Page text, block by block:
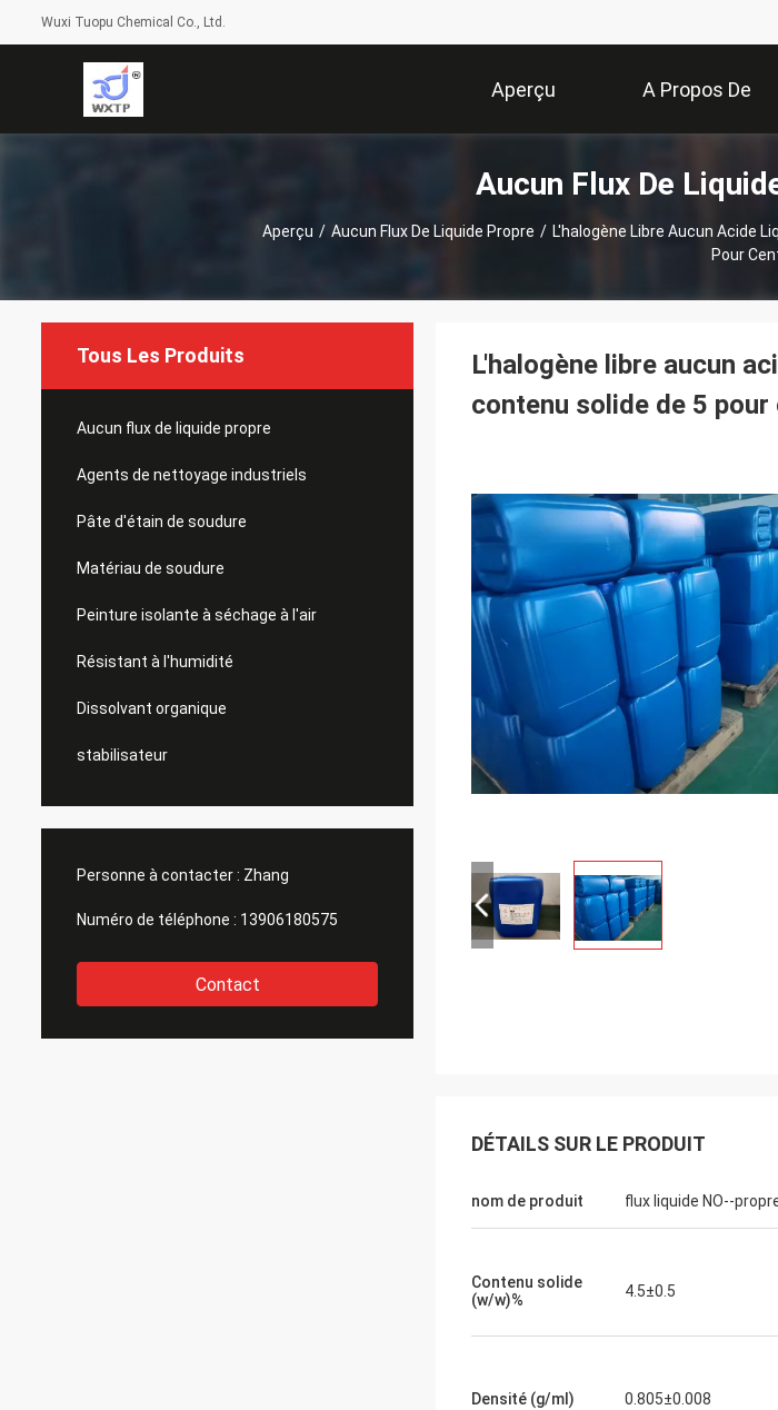
Wuxi Tuopu Chemical Co., Ltd.
Aperçu A Propos De
Nous
Aucun Flux De
Aperçu / Aucun Flux De Liquide Propre / L'halogène Libre Aucun Acide
Pour
Tous Les Produits
Aucun flux de liquide propre
Agents de nettoyage industriels
Pâte d'étain de soudure
Matériau de soudure
Peinture isolante à séchage à l'air
Résistant à l'humidité
Dissolvant organique
stabilisateur
Personne à contacter : Zhang
Numéro de téléphone : 13906180575
Contact
L'halogène libre aucun
contenu solide de 5 pour
DÉTAILS SUR LE PRODUIT
nom de produit flux liquide NO--
Contenu solide
(w/w)%
4.5±0.5
Densité (g/ml) 0.805±0.008